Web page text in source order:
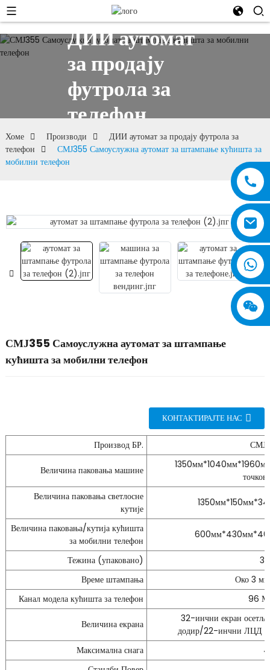
ДИИ аутомат
за продају
футрола за
телефон
Хоме Производи
ДИИ аутомат за продају футрола за
телефон
СМЈ355 Самоуслужна аутомат за штампање кућишта за
мобилни телефон
СМЈ355 Самоуслужна аутомат за штампање
кућишта за мобилни телефон
КОНТАКТИРАЈТЕ НАС
Производ БР.
Величина паковања машине
Величина паковања светлосне
кутије
Величина паковања/кутија кућишта
за мобилни телефон
Тежина (упаковано)
Време штампања
Око 3
Канал модела кућишта за телефон
96
Величина екрана
32-инчни екран
додир/22-инчни ЛЦД
Максимална снага